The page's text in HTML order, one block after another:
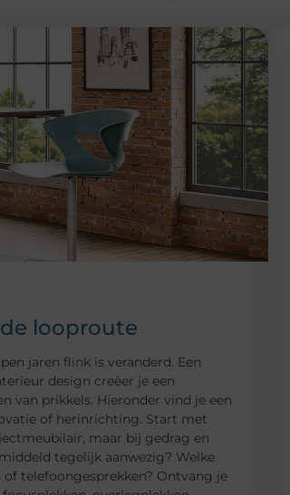
looproute
jaren flink is veranderd. Een
design creëer je een
van prikkels. Hieronder vind je een
of herinrichting. Start met
maar bij gedrag en
tegelijk aanwezig? Welke
telefoongesprekken? Ontvang je